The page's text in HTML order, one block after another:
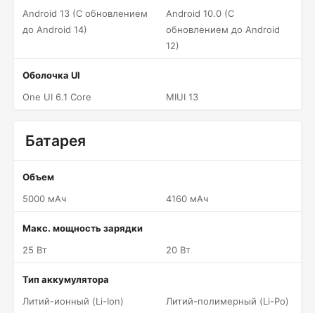
Android 13 (С обновлением
до Android 14)
Android 10.0 (С
обновлением до Android
12)
Оболочка UI
One UI 6.1 Core
MIUI 13
Батарея
Объем
5000 мАч
4160 мАч
Макс. мощность зарядки
25 Вт
20 Вт
Тип аккумулятора
Литий-ионный (Li-Ion)
Литий-полимерный (Li-Po)